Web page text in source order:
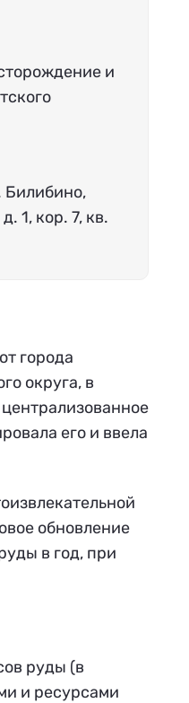
и
Билибино,
1, кор. 7, кв.
города
округа, в
его и ввела
обновление
в год, при
руды (в
и ресурсами